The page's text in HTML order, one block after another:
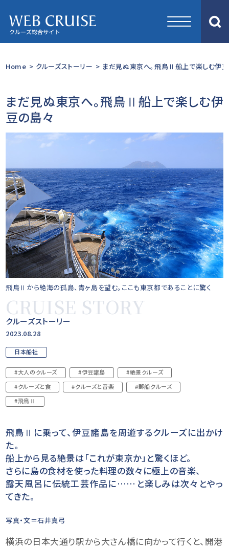
Home > クルーズストーリー > まだ見ぬ東京へ。飛鳥Ⅱ船上で楽しむ伊
まだ見ぬ東京へ。飛鳥Ⅱ船上で楽しむ伊
豆の島々
CRUISE STORY
クルーズストーリー
2023.08.28
日本船社
#大人のクルーズ #伊豆諸島
#絶景クルーズ
#クルーズと食
#クルーズと音楽
#郵船クルーズ
#飛鳥Ⅱ
飛鳥Ⅱに乗って、伊豆諸島を周遊するクルーズに出かけ
た。
船上から見る絶景は「これが東京か」と驚くほど。
さらに島の食材を使った料理の数々に極上の音楽、
露天風呂に伝統工芸作品に……と楽しみは次々とやっ
てきた。
写真・文＝石井真弓
飛鳥Ⅱから絶海の孤島、青ヶ島を望む。ここも東京都であることに驚く
横浜の日本大通り駅から大さん橋に向かって行くと、開港